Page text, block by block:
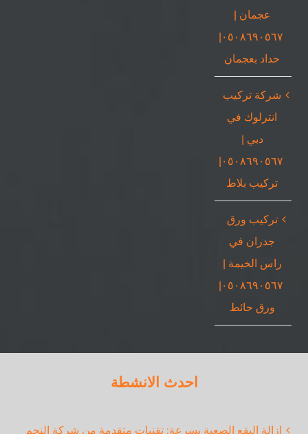
عجمان |
٠٥٠٨٦٩٠٥٦٧|
حداد بعجمان
شركة تركيب
انترلوك في
دبي |
٠٥٠٨٦٩٠٥٦٧|
تركيب بلاط
تركيب ورق
جدران في
راس الخيمة |
٠٥٠٨٦٩٠٥٦٧|
ورق حائط
احدث الانشطة
إزالة البقع الصعبة بسرعة: تقنيات متقدمة من شركة النجم